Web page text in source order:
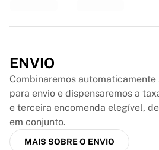
Como funciona
Autenticação da camisola
A minha coleção
ENVIO
Combinaremos
para envio e dispensaremos a
e terceira encomenda elegível,
em conjunto.
MAIS SOBRE O ENVIO